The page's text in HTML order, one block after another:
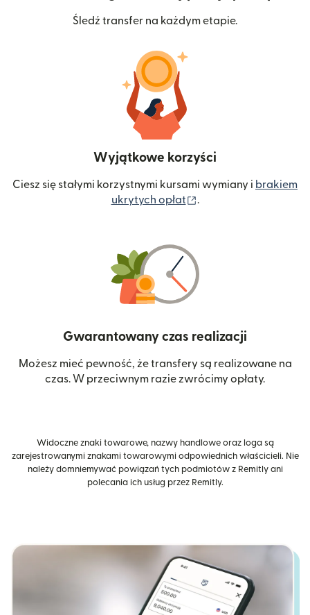
Śledź transfer na każdym etapie.
Wyjątkowe korzyści
Ciesz się stałymi korzystnymi kursami wymiany i brakiem
ukrytych opłat
.
Gwarantowany czas realizacji
Możesz mieć pewność, że transfery są realizowane na
czas. W przeciwnym razie zwrócimy opłaty.
Widoczne znaki towarowe, nazwy handlowe oraz loga są
zarejestrowanymi znakami towarowymi odpowiednich właścicieli. Nie
należy domniemywać powiązań tych podmiotów z Remitly ani
polecania ich usług przez Remitly.